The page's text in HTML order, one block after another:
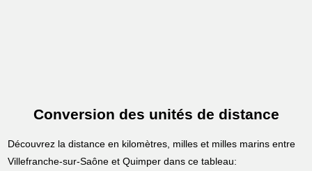
Conversion des unités de distance
Découvrez la distance en kilomètres, milles et milles marins entre
Villefranche-sur-Saône et Quimper dans ce tableau: